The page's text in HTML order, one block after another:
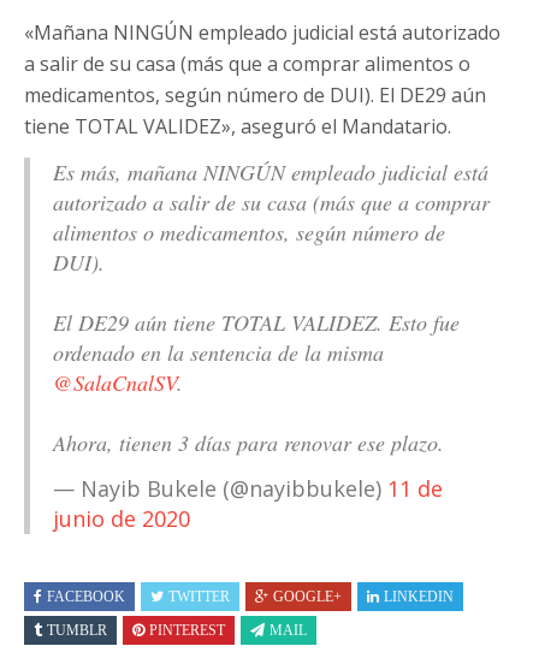
«Mañana NINGÚN empleado judicial está autorizado
a salir de su casa (más que a comprar alimentos o
medicamentos, según número de DUI). El DE29 aún
tiene TOTAL VALIDEZ», aseguró el Mandatario.
Es más, mañana NINGÚN empleado judicial está
autorizado a salir de su casa (más que a comprar
alimentos o medicamentos, según número de
DUI).
El DE29 aún tiene TOTAL VALIDEZ. Esto fue
ordenado en la sentencia de la misma
@SalaCnalSV.
Ahora, tienen 3 días para renovar ese plazo.
— Nayib Bukele (@nayibbukele) 11 de
junio de 2020
FACEBOOK TWITTER GOOGLE+
LINKEDIN
TUMBLR
PINTEREST MAIL